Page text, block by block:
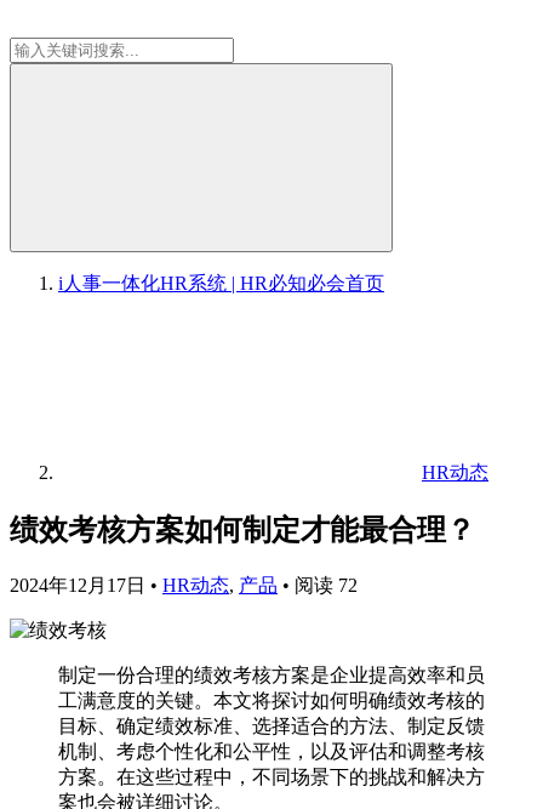
i人事一体化HR系统 | HR必知必会首页
HR动态
绩效考核方案如何制定才能最合理？
2024年12月17日 • HR动态, 产品 • 阅读 72
制定一份合理的绩效考核方案是企业提高效率和员
工满意度的关键。本文将探讨如何明确绩效考核的
目标、确定绩效标准、选择适合的方法、制定反馈
机制、考虑个性化和公平性，以及评估和调整考核
方案。在这些过程中，不同场景下的挑战和解决方
案也会被详细讨论。